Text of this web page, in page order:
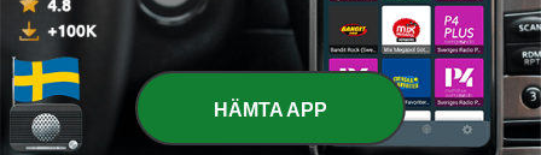
HÄMTA APP